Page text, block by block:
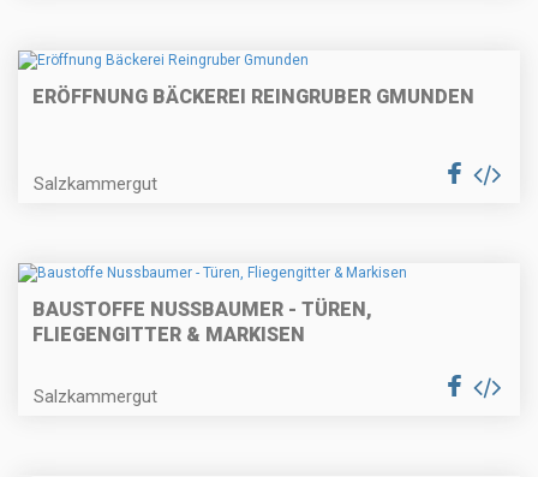
ERÖFFNUNG BÄCKEREI REINGRUBER GMUNDEN
Salzkammergut
BAUSTOFFE NUSSBAUMER - TÜREN,
FLIEGENGITTER & MARKISEN
Salzkammergut